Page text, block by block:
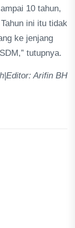
10 tahun,
ini itu tidak
ke jenjang
tutupnya.
Arifin BH